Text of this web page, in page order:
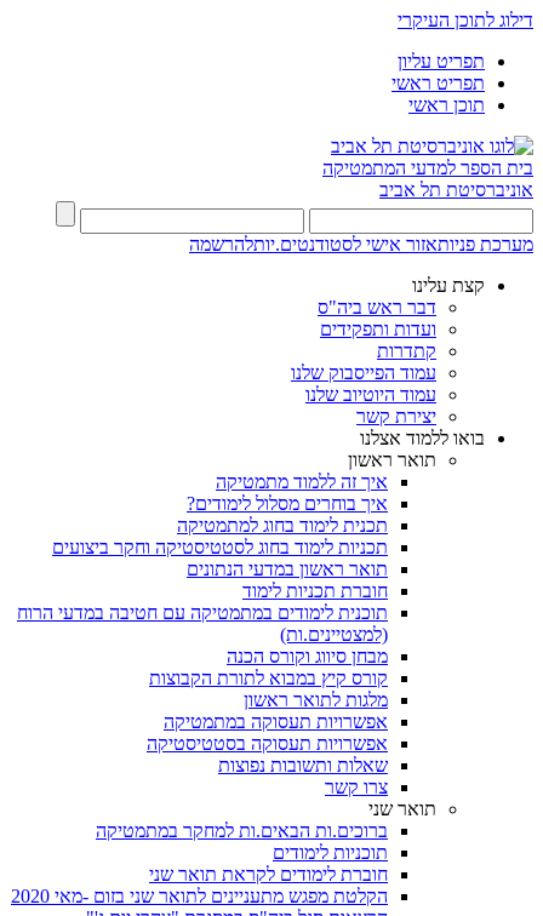
דילוג לתוכן העיקרי
תפריט עליון
תפריט ראשי
תוכן ראשי
בית הספר למדעי המתמטיקה
אוניברסיטת תל אביב
מערכת פניותאזור אישי לסטודנטים.יותלהרשמה
קצת עלינו
דבר ראש ביה"ס
ועדות ותפקידים
קתדרות
עמוד הפייסבוק שלנו
עמוד היוטיוב שלנו
יצירת קשר
בואו ללמוד אצלנו
תואר ראשון
איך זה ללמוד מתמטיקה
איך בוחרים מסלול לימודים?
תכנית לימוד בחוג למתמטיקה
תכניות לימוד בחוג לסטטיסטיקה וחקר ביצועים
תואר ראשון במדעי הנתונים
חוברת תכניות לימוד
תוכנית לימודים במתמטיקה עם חטיבה במדעי הרוח
(למצטיינים.ות)
מבחן סיווג וקורס הכנה
קורס קיץ במבוא לתורת הקבוצות
מלגות לתואר ראשון
אפשרויות תעסוקה במתמטיקה
אפשרויות תעסוקה בסטטיסטיקה
שאלות ותשובות נפוצות
צרו קשר
תואר שני
ברוכים.ות הבאים.ות למחקר במתמטיקה
תוכניות לימודים
חוברת לימודים לקראת תואר שני
הקלטת מפגש מתעניינים לתואר שני בזום -מאי 2020